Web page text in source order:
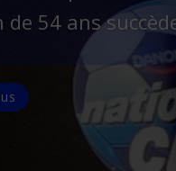
54 ans